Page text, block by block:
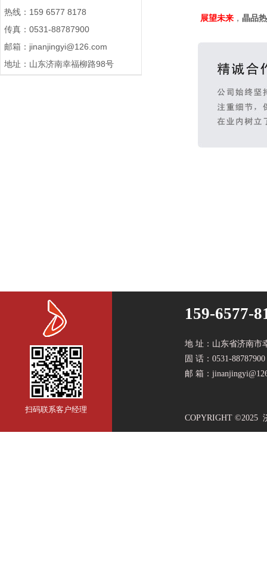
展望未来 ， 晶品
热线：159 6577 8178
传真：0531-88787900
邮箱：jinanjingyi@126.com
地址：山东济南幸福柳路98号
地 址：山东省济南市
固 话：0531-88787900
邮 箱：jinanjingyi
COPYRIGHT ©2025
159-6577-
扫码联系客户经理